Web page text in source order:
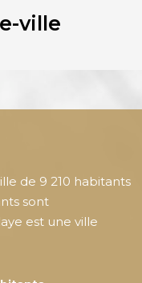
ville
de 9 210 habitants
sont
est une ville